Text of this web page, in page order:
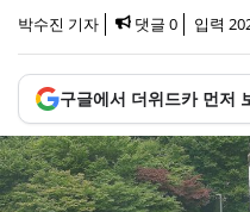
박수진 기자 댓글 0 입력
구글에서 더위드카 먼저